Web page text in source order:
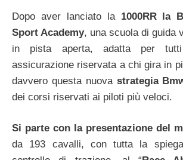
Dopo aver lanciato la 1000RR la
Sport Academy, una scuola di guida
in pista aperta, adatta per
assicurazione riservata a chi gira in
davvero questa nuova strategia
dei corsi riservati ai piloti più veloci.
Si parte con la presentazione del
da 193 cavalli, con tutta la